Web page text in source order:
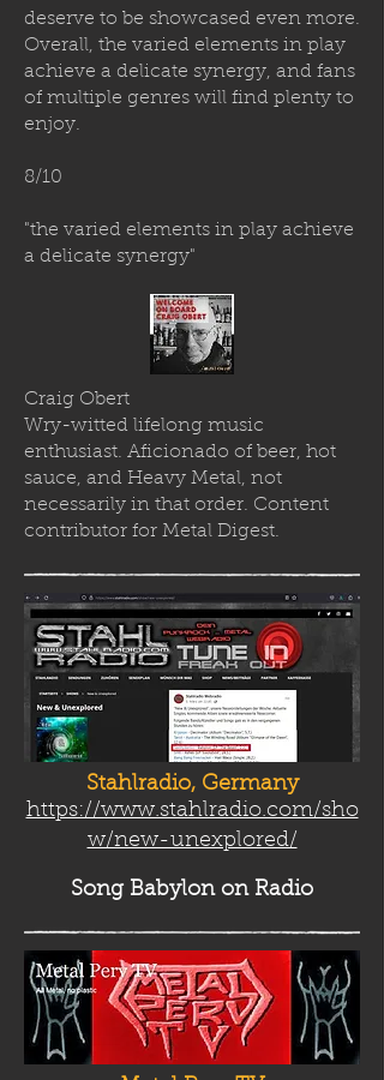
deserve to be showcased even more.
Overall, the varied elements in play
achieve a delicate synergy, and fans
of multiple genres will find plenty to
enjoy.
8/10
"the varied elements in play achieve
a delicate synergy"
Craig Obert
Wry-witted lifelong music
enthusiast. Aficionado of beer, hot
sauce, and Heavy Metal, not
necessarily in that order. Content
contributor for Metal Digest.
Stahlradio, Germany
https://www.stahlradio.com/sho
w/new-unexplored/
Song Babylonon Radio